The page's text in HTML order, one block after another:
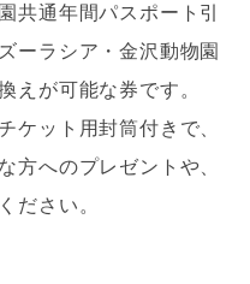
共通年間パスポート引
ーラシア・金沢動物園
えが可能な券です。
ケット用封筒付きで、
方へのプレゼントや、
ださい。